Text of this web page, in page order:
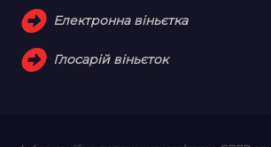
Електронна віньєтка
Глосарій віньєток